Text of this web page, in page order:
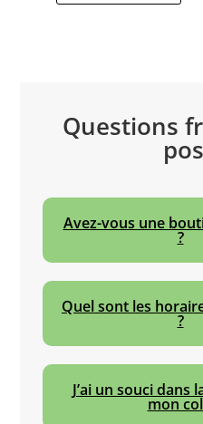
Questions
Avez-vous une
?
Quel sont les
?
J’ai un souci dans
mon